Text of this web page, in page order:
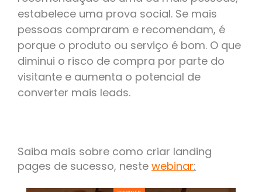
estabelece uma prova social. Se mais
pessoas compraram e recomendam, é
porque o produto ou serviço é bom. O que
diminui o risco de compra por parte do
visitante e aumenta o potencial de
converter mais leads.
Saiba mais sobre como criar landing
pages de sucesso, neste webinar: